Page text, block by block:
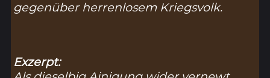
gegenüber herrenlosem Kriegsvolk.
Exzerpt: